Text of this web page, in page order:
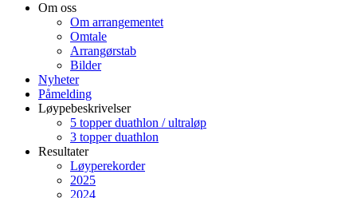
Om oss
Om arrangementet
Omtale
Arrangørstab
Bilder
Nyheter
Påmelding
Løypebeskrivelser
5 topper duathlon / ultraløp
3 topper duathlon
Resultater
Løyperekorder
2025
2024